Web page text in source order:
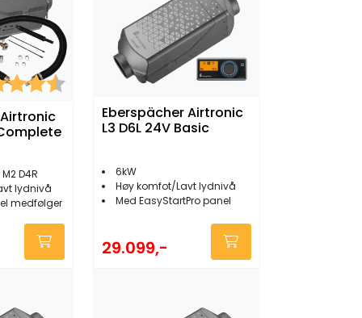
4.5 av 5 mulige
D4R
lydnivå
medfølger
Eberspächer Airtronic
L3 D6L 24V Basic
6kW
Høy komfot/Lavt lydnivå
Med EasyStartPro panel
29.099,-